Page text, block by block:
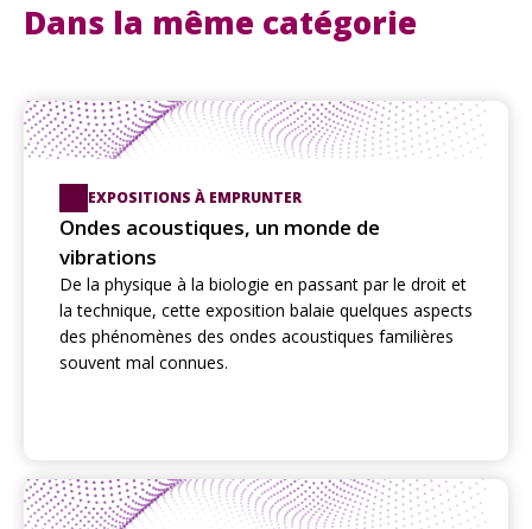
Dans la même catégorie
EXPOSITIONS À EMPRUNTER
Ondes acoustiques, un monde de
vibrations
De la physique à la biologie en passant par le droit et
la technique, cette exposition balaie quelques aspects
des phénomènes des ondes acoustiques familières
souvent mal connues.